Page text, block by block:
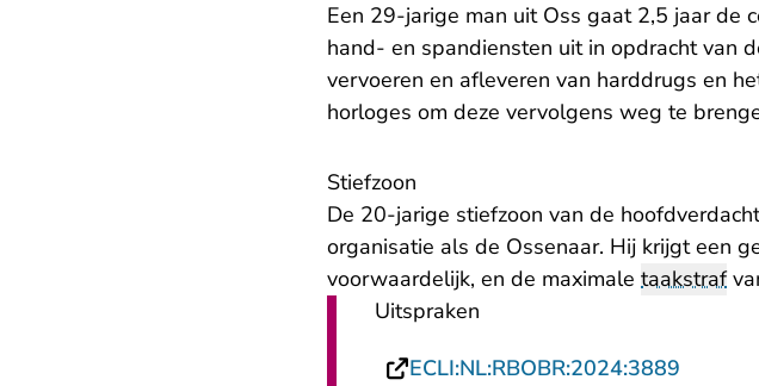
Een 29-jarige man uit Oss gaat 2,5 jaar de
hand- en spandiensten uit in opdracht van
vervoeren en afleveren van harddrugs en
horloges om deze vervolgens weg te
Stiefzoon
De 20-jarige stiefzoon van de
organisatie als de Ossenaar. Hij krijgt een
voorwaardelijk, en de maximale taakstraf
Uitspraken
ECLI:NL:RBOBR:2024:3889